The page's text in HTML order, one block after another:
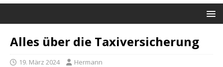
Alles über die Taxiversicherung
19. März 2024 Hermann